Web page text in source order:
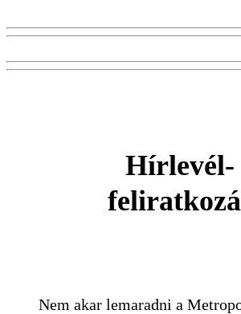
Hírlevél-
Nem akar lemaradni a